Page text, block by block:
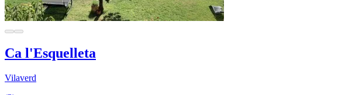
Ca l'Esquelleta
Vilaverd